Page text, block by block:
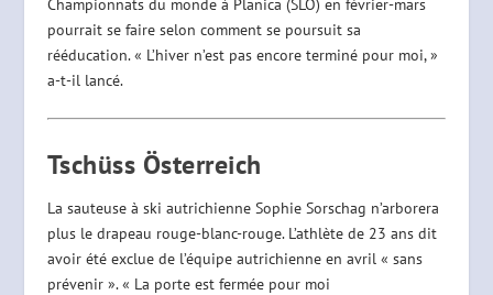
Championnats du monde à Planica (SLO) en février-mars
pourrait se faire selon comment se poursuit sa
rééducation. « L’hiver n’est pas encore terminé pour moi, »
a-t-il lancé.
Tschüss Österreich
La sauteuse à ski autrichienne Sophie Sorschag n’arborera
plus le drapeau rouge-blanc-rouge. L’athlète de 23 ans dit
avoir été exclue de l’équipe autrichienne en avril « sans
prévenir ». « La porte est fermée pour moi